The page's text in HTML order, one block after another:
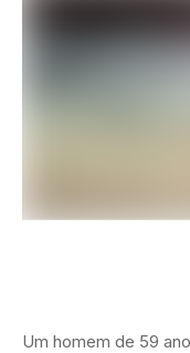
Um homem de 59